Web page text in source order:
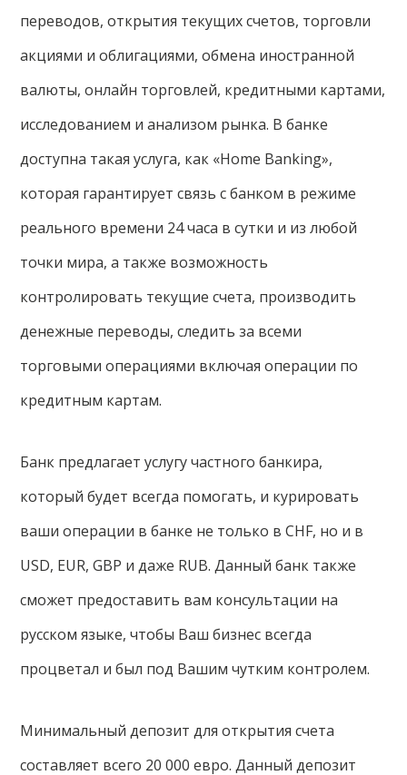
переводов, открытия текущих счетов, торговли
акциями и облигациями, обмена иностранной
валюты, онлайн торговлей, кредитными картами,
исследованием и анализом рынка. В банке
доступна такая услуга, как «Home Banking»,
которая гарантирует связь с банком в режиме
реального времени 24 часа в сутки и из любой
точки мира, а также возможность
контролировать текущие счета, производить
денежные переводы, следить за всеми
торговыми операциями включая операции по
кредитным картам.
Банк предлагает услугу частного банкира,
который будет всегда помогать, и курировать
ваши операции в банке не только в CHF, но и в
USD, EUR, GBP и даже RUB. Данный банк также
сможет предоставить вам консультации на
русском языке, чтобы Ваш бизнес всегда
процветал и был под Вашим чутким контролем.
Минимальный депозит для открытия счета
составляет всего 20 000 евро. Данный депозит